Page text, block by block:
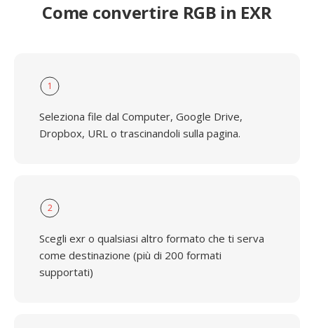
Come convertire RGB in EXR
1
Seleziona file dal Computer, Google Drive,
Dropbox, URL o trascinandoli sulla pagina.
2
Scegli exr o qualsiasi altro formato che ti serva
come destinazione (più di 200 formati
supportati)